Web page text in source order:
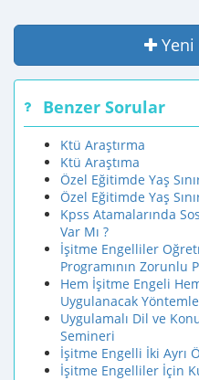
Benzer Sorular
Ktü Araştırma
Ktü Araştıma
Özel Eğitimde Yaş
Özel Eğitimde Yaş
Kpss Atamalarında
Var Mı ?
İşitme Engelliler
Programının Zorunlu
Hem İşitme Engeli
Uygulanacak
Uygulamalı Dil ve
Semineri
İşitme Engelli İki Ayrı
İşitme Engelliler İçin